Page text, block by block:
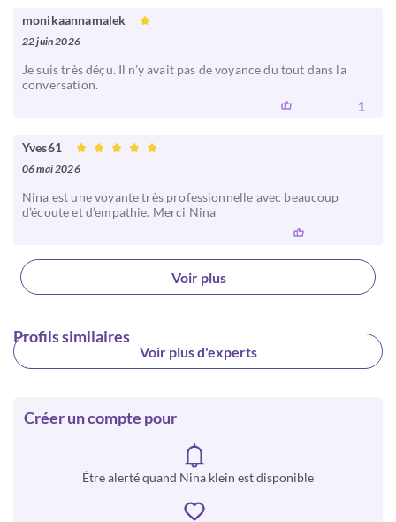
monikaannamalek
22 juin 2026
Je suis très déçu. Il n’y avait pas de voyance du tout dans la
conversation.
1
Yves61
06 mai 2026
Nina est une voyante très professionnelle avec beaucoup
d’écoute et d’empathie. Merci Nina
Voir plus
Profils similaires
Voir plus d'experts
Créer un compte pour
Être alerté quand Nina klein est disponible